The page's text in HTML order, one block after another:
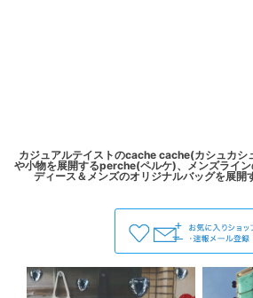
カジュアルテイストのcache cache(カシュカシ
や小物を展開するperche(ペルケ)、メンズライ